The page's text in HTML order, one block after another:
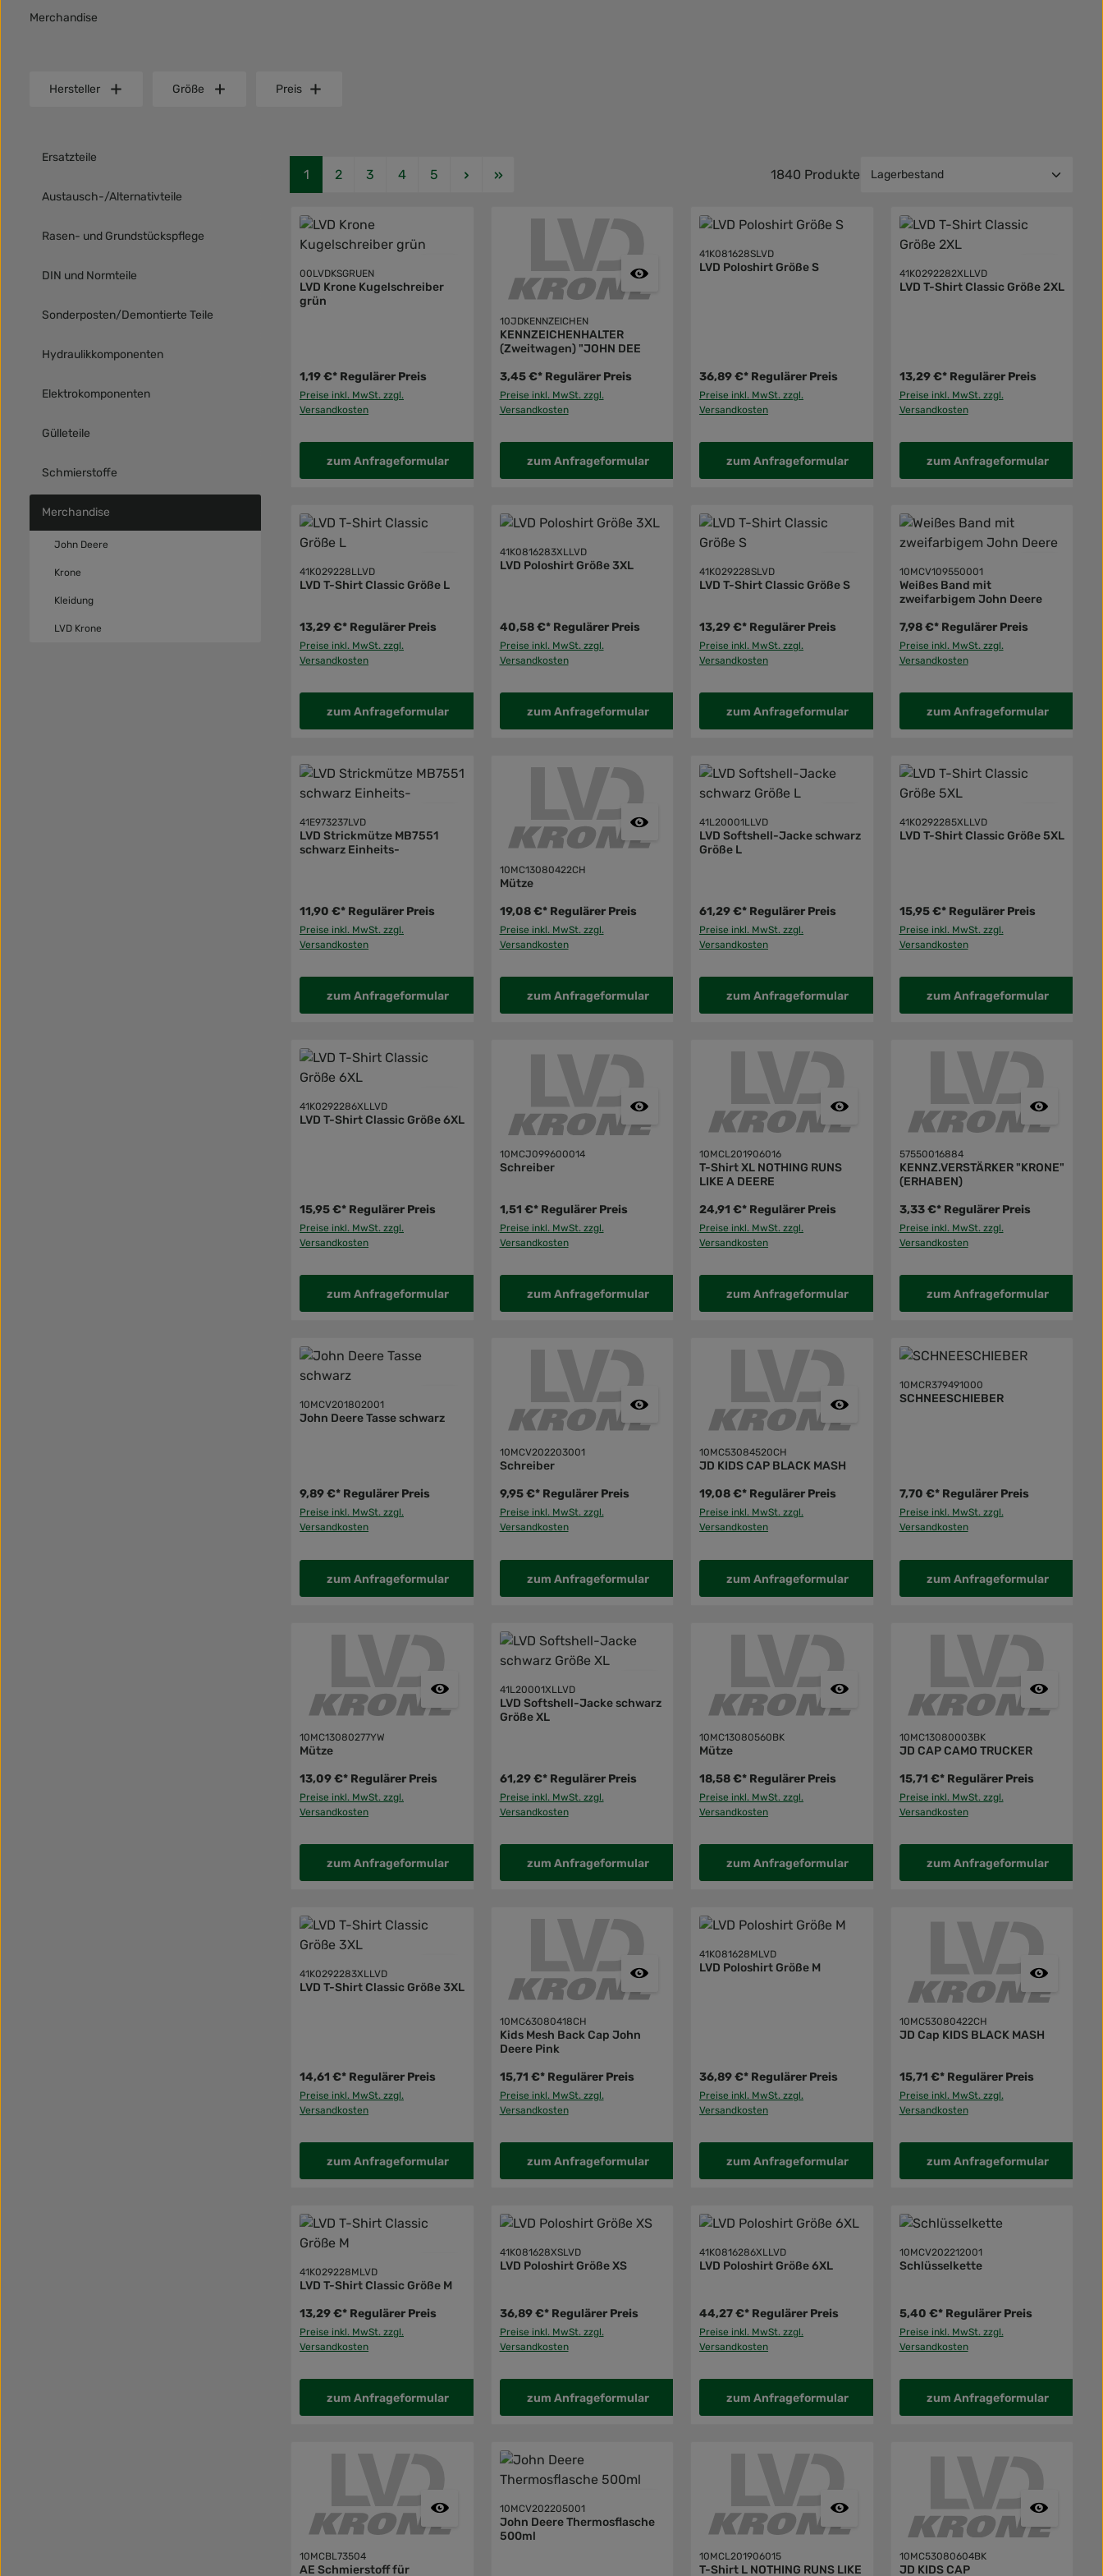
Merchandise
Hersteller Größe Preis
Ersatzteile
Austausch-/Alternativteile
Rasen- und Grundstückspflege
DIN und Normteile
Sonderposten/Demontierte Teile
Hydraulikkomponenten
Elektrokomponenten
Gülleteile
Schmierstoffe
Merchandise
John Deere
Krone
Kleidung
LVD Krone
Seite
1 Seite
2 Seite
3 Seite
4 Seite
5 1840 Produkte
00LVDKSGRUEN
LVD Krone Kugelschreiber
grün
1,19 €* Regulärer Preis
Preise inkl. MwSt. zzgl.
Versandkosten
zum Anfrageformular
10JDKENNZEICHEN
KENNZEICHENHALTER
(Zweitwagen) "JOHN DEE
3,45 €* Regulärer Preis
Preise inkl. MwSt. zzgl.
Versandkosten
zum Anfrageformular
41K081628SLVD
LVD Poloshirt Größe S
36,89 €* Regulärer Preis
Preise inkl. MwSt. zzgl.
Versandkosten
zum Anfrageformular
41K0292282XLLVD
LVD T-Shirt Classic Größe 2XL
13,29 €* Regulärer Preis
Preise inkl. MwSt. zzgl.
Versandkosten
zum Anfrageformular
41K029228LLVD
LVD T-Shirt Classic Größe L
13,29 €* Regulärer Preis
Preise inkl. MwSt. zzgl.
Versandkosten
zum Anfrageformular
41K0816283XLLVD
LVD Poloshirt Größe 3XL
40,58 €* Regulärer Preis
Preise inkl. MwSt. zzgl.
Versandkosten
zum Anfrageformular
41K029228SLVD
LVD T-Shirt Classic Größe S
13,29 €* Regulärer Preis
Preise inkl. MwSt. zzgl.
Versandkosten
zum Anfrageformular
10MCV109550001
Weißes Band mit
zweifarbigem John Deere
7,98 €* Regulärer Preis
Preise inkl. MwSt. zzgl.
Versandkosten
zum Anfrageformular
41E973237LVD
LVD Strickmütze MB7551
schwarz Einheits-
11,90 €* Regulärer Preis
Preise inkl. MwSt. zzgl.
Versandkosten
zum Anfrageformular
10MC13080422CH
Mütze
19,08 €* Regulärer Preis
Preise inkl. MwSt. zzgl.
Versandkosten
zum Anfrageformular
41L20001LLVD
LVD Softshell-Jacke schwarz
Größe L
61,29 €* Regulärer Preis
Preise inkl. MwSt. zzgl.
Versandkosten
zum Anfrageformular
41K0292285XLLVD
LVD T-Shirt Classic Größe 5XL
15,95 €* Regulärer Preis
Preise inkl. MwSt. zzgl.
Versandkosten
zum Anfrageformular
41K0292286XLLVD
LVD T-Shirt Classic Größe 6XL
15,95 €* Regulärer Preis
Preise inkl. MwSt. zzgl.
Versandkosten
zum Anfrageformular
10MCJ099600014
Schreiber
1,51 €* Regulärer Preis
Preise inkl. MwSt. zzgl.
Versandkosten
zum Anfrageformular
10MCL201906016
T-Shirt XL NOTHING RUNS
LIKE A DEERE
24,91 €* Regulärer Preis
Preise inkl. MwSt. zzgl.
Versandkosten
zum Anfrageformular
57550016884
KENNZ.VERSTÄRKER "KRONE"
(ERHABEN)
3,33 €* Regulärer Preis
Preise inkl. MwSt. zzgl.
Versandkosten
zum Anfrageformular
10MCV201802001
John Deere Tasse schwarz
9,89 €* Regulärer Preis
Preise inkl. MwSt. zzgl.
Versandkosten
zum Anfrageformular
10MCV202203001
Schreiber
9,95 €* Regulärer Preis
Preise inkl. MwSt. zzgl.
Versandkosten
zum Anfrageformular
10MC53084520CH
JD KIDS CAP BLACK MASH
19,08 €* Regulärer Preis
Preise inkl. MwSt. zzgl.
Versandkosten
zum Anfrageformular
10MCR379491000
SCHNEESCHIEBER
7,70 €* Regulärer Preis
Preise inkl. MwSt. zzgl.
Versandkosten
zum Anfrageformular
10MC13080277YW
Mütze
13,09 €* Regulärer Preis
Preise inkl. MwSt. zzgl.
Versandkosten
zum Anfrageformular
41L20001XLLVD
LVD Softshell-Jacke schwarz
Größe XL
61,29 €* Regulärer Preis
Preise inkl. MwSt. zzgl.
Versandkosten
zum Anfrageformular
10MC13080560BK
Mütze
18,58 €* Regulärer Preis
Preise inkl. MwSt. zzgl.
Versandkosten
zum Anfrageformular
10MC13080003BK
JD CAP CAMO TRUCKER
15,71 €* Regulärer Preis
Preise inkl. MwSt. zzgl.
Versandkosten
zum Anfrageformular
41K0292283XLLVD
LVD T-Shirt Classic Größe 3XL
14,61 €* Regulärer Preis
Preise inkl. MwSt. zzgl.
Versandkosten
zum Anfrageformular
10MC63080418CH
Kids Mesh Back Cap John
Deere Pink
15,71 €* Regulärer Preis
Preise inkl. MwSt. zzgl.
Versandkosten
zum Anfrageformular
41K081628MLVD
LVD Poloshirt Größe M
36,89 €* Regulärer Preis
Preise inkl. MwSt. zzgl.
Versandkosten
zum Anfrageformular
10MC53080422CH
JD Cap KIDS BLACK MASH
15,71 €* Regulärer Preis
Preise inkl. MwSt. zzgl.
Versandkosten
zum Anfrageformular
41K029228MLVD
LVD T-Shirt Classic Größe M
13,29 €* Regulärer Preis
Preise inkl. MwSt. zzgl.
Versandkosten
zum Anfrageformular
41K081628XSLVD
LVD Poloshirt Größe XS
36,89 €* Regulärer Preis
Preise inkl. MwSt. zzgl.
Versandkosten
zum Anfrageformular
41K0816286XLLVD
LVD Poloshirt Größe 6XL
44,27 €* Regulärer Preis
Preise inkl. MwSt. zzgl.
Versandkosten
zum Anfrageformular
10MCV202212001
Schlüsselkette
5,40 €* Regulärer Preis
Preise inkl. MwSt. zzgl.
Versandkosten
zum Anfrageformular
10MCBL73504
AE Schmierstoff für
10MCV202205001
John Deere Thermosflasche
500ml
10MCL201906015
T-Shirt L NOTHING RUNS LIKE
10MC53080604BK
JD KIDS CAP